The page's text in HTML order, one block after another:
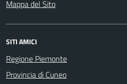
Mappa del Sito
SITI AMICI
Regione Piemonte
Provincia di Cuneo